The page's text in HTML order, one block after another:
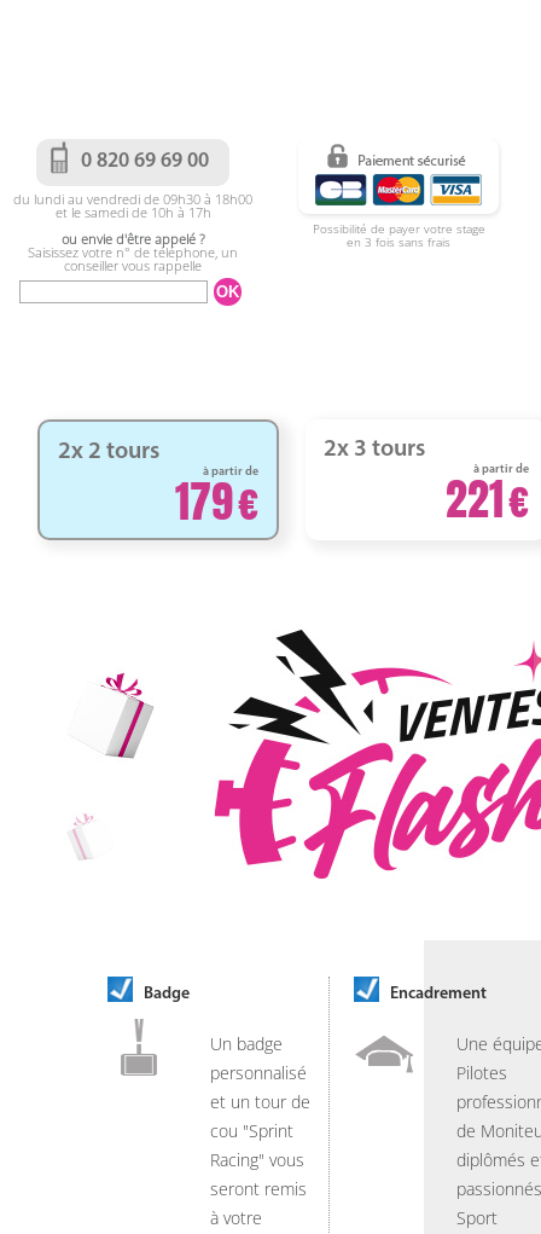
0 820 69 69 00
du lundi au vendredi de 09h30 à 18h00
et le samedi de 10h à 17h
ou envie d'être appelé ?
Saisissez votre n° de téléphone, un
conseiller vous rappelle
Possibilité de payer votre stage
en 3 fois sans frais
2x 2 tours
à partir de
179
2x 3 tours
à partir de
221
Badge
Un badge
personnalisé
et un tour de
cou "Sprint
Racing" vous
seront remis
à votre
Encadrement
Une
Pilotes
de
diplômés
Sport